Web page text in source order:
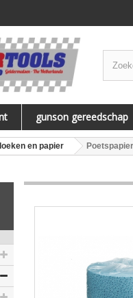
gunson gereedschap
en papier